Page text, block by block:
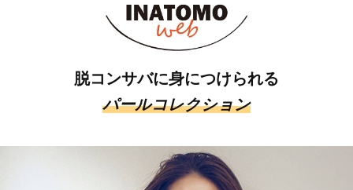
脱コンサバに身につけられる
パールコレクション